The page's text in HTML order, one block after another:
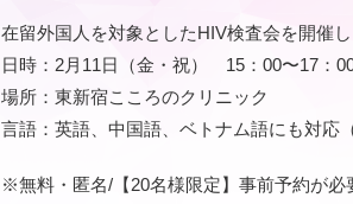
在留外国人を対象としたHIV検査会を開催し
日時：2月11日（金・祝） 15：00〜17：
場所：東新宿こころのクリニック
言語：英語、中国語、ベトナム語にも対応
※無料・匿名/【20名様限定】事前予約が